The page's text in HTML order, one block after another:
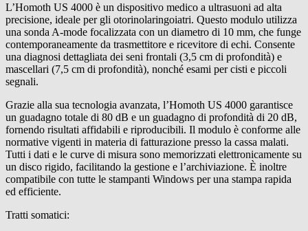
L’Homoth US 4000 è un dispositivo medico a ultrasuoni ad alta
precisione, ideale per gli otorinolaringoiatri. Questo modulo utilizza
una sonda A-mode focalizzata con un diametro di 10 mm, che funge
contemporaneamente da trasmettitore e ricevitore di echi. Consente
una diagnosi dettagliata dei seni frontali (3,5 cm di profondità) e
mascellari (7,5 cm di profondità), nonché esami per cisti e piccoli
segnali.
Grazie alla sua tecnologia avanzata, l’Homoth US 4000 garantisce
un guadagno totale di 80 dB e un guadagno di profondità di 20 dB,
fornendo risultati affidabili e riproducibili. Il modulo è conforme alle
normative vigenti in materia di fatturazione presso la cassa malati.
Tutti i dati e le curve di misura sono memorizzati elettronicamente su
un disco rigido, facilitando la gestione e l’archiviazione. È inoltre
compatibile con tutte le stampanti Windows per una stampa rapida
ed efficiente.
Tratti somatici: